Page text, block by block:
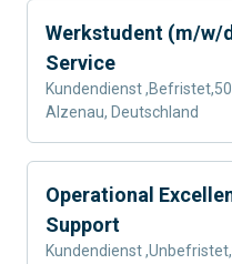
Werkstudent (m/w/
Service
Kundendienst,
Alzenau, Deutschland
Befristet,
Operational
Support
Kundendienst,Unbefristet,